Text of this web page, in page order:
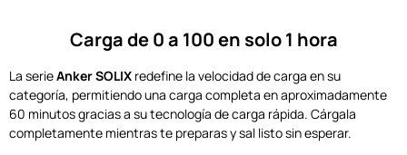
Carga de 0 a 100 en solo 1 hora
La serieAnker SOLIX redefine la velocidad de carga en su
categoría, permitiendo una carga completa en aproximadamente
60 minutos gracias a su tecnología de carga rápida. Cárgala
completamente mientras te preparas y sal listo sin esperar.